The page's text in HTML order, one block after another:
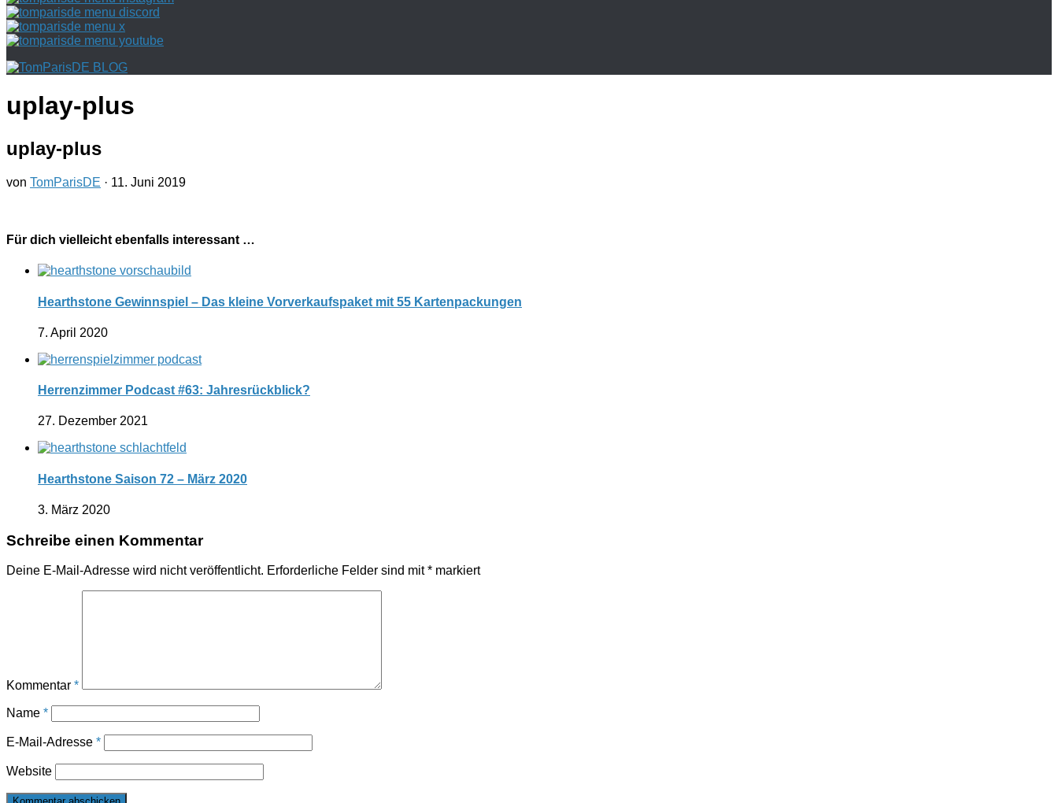
uplay-plus
uplay-plus
von TomParisDE · 11. Juni 2019
Für dich vielleicht ebenfalls interessant …
Hearthstone Gewinnspiel – Das kleine Vorverkaufspaket mit 55 Kartenpackungen
7. April 2020
Herrenzimmer Podcast #63: Jahresrückblick?
27. Dezember 2021
Hearthstone Saison 72 – März 2020
3. März 2020
Schreibe einen Kommentar
Deine E-Mail-Adresse wird nicht veröffentlicht. Erforderliche Felder sind mit* markiert
Kommentar *
Name *
E-Mail-Adresse *
Website